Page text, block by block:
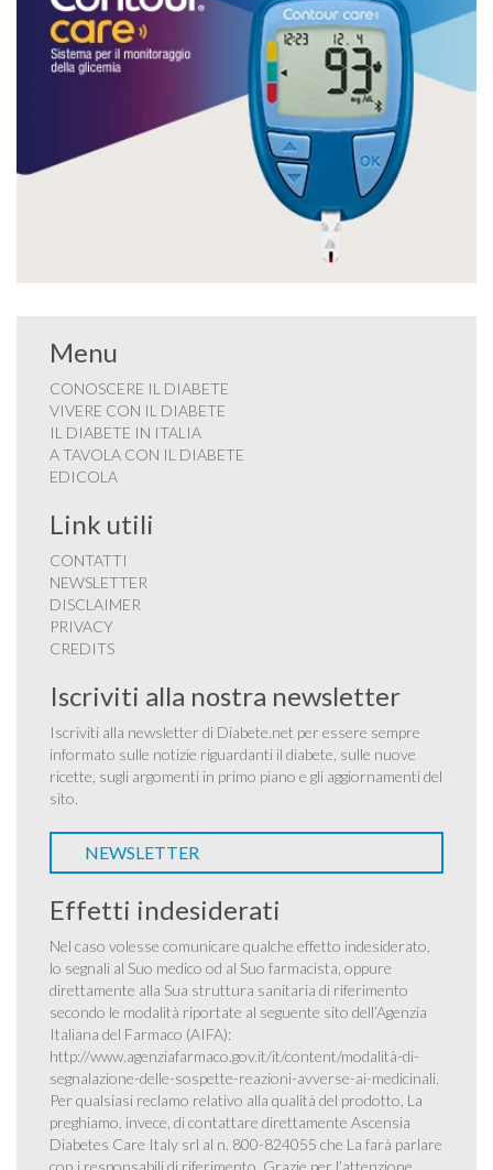
Menu
CONOSCERE IL DIABETE
VIVERE CON IL DIABETE
IL DIABETE IN ITALIA
A TAVOLA CON IL DIABETE
EDICOLA
Link utili
CONTATTI
NEWSLETTER
DISCLAIMER
PRIVACY
CREDITS
Iscriviti alla nostra newsletter
Iscriviti alla newsletter di Diabete.net per essere sempre
informato sulle notizie riguardanti il diabete, sulle nuove
ricette, sugli argomenti in primo piano e gli aggiornamenti del
sito.
NEWSLETTER
Effetti indesiderati
Nel caso volesse comunicare qualche effetto indesiderato,
lo segnali al Suo medico od al Suo farmacista, oppure
direttamente alla Sua struttura sanitaria di riferimento
secondo le modalità riportate al seguente sito dell’Agenzia
Italiana del Farmaco (AIFA):
http://www.agenziafarmaco.gov.it/it/content/modalità-di-
segnalazione-delle-sospette-reazioni-avverse-ai-medicinali.
Per qualsiasi reclamo relativo alla qualità del prodotto, La
preghiamo, invece, di contattare direttamente Ascensia
Diabetes Care Italy srl al n. 800-824055 che La farà parlare
con i responsabili di riferimento. Grazie per l’attenzione.